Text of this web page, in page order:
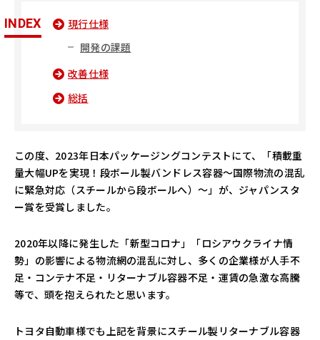
INDEX
現行仕様
開発の課題
改善仕様
総括
この度、2023年日本パッケージングコンテストにて、「積載重
量大幅UPを実現！段ボール製バンドレス容器～国際物流の混乱
に緊急対応（スチールから段ボールへ）～」が、ジャパンスタ
ー賞を受賞しました。
2020年以降に発生した「新型コロナ」「ロシアウクライナ情
勢」の影響による物流網の混乱に対し、多くの企業様が人手不
足・コンテナ不足・リターナブル容器不足・運賃の急激な高騰
等で、頭を抱えられたと思います。
トヨタ自動車様でも上記を背景にスチール製リターナブル容器